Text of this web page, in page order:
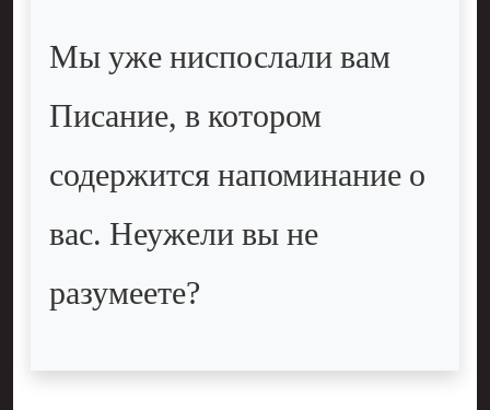
Мы уже ниспослали вам
Писание, в котором
содержится напоминание о
вас. Неужели вы не
разумеете?